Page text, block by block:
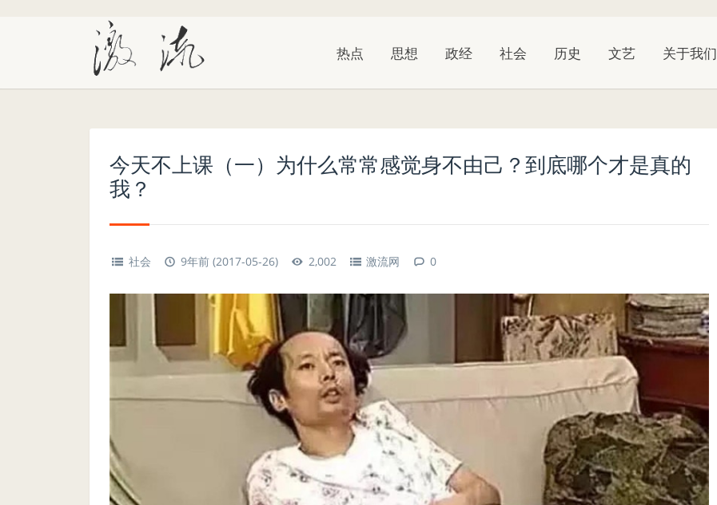
热点 思想 政经 社会 历史 文艺 关于我们
今天不上课（一）为什么常常感觉身不由己？到底哪个才是真的
我？
社会 9年前 (2017-05-26) 2,002 激流网 0